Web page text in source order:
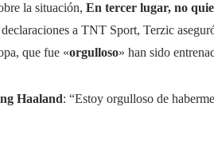
la situación, En tercer lugar, no
a TNT Sport, Terzic
que fue «orgulloso» han sido
Haaland: “Estoy orgulloso de